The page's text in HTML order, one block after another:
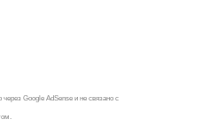
Google AdSense и не связано с